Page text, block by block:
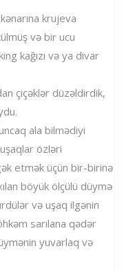
krujeva
və bir ucu
kağızı və ya divar
çiçəklər düzəldirdik,
ala bilmədiyi
özləri
etmək üçün bir-birinə
böyük ölçülü düymə
və uşaq ilgənin
sarılana qədər
yuvarlaq və